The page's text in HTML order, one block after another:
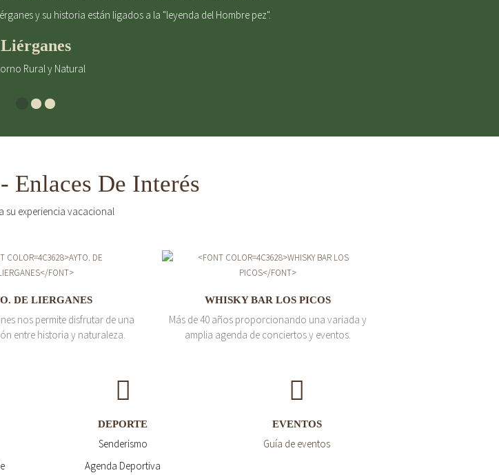
y su historia están ligados a la "leyenda del Hombre pez".
Liérganes
Rural y Natural
Enlaces De Interés
su experiencia vacacional
DE LIERGANES
nos permite disfrutar de una
entre historia y naturaleza.
WHISKY BAR LOS PICOS
Más de 40 años proporcionando una variada y
amplia agenda de conciertos y eventos.
DEPORTE
Senderismo
Agenda Deportiva
EVENTOS
Guía de eventos